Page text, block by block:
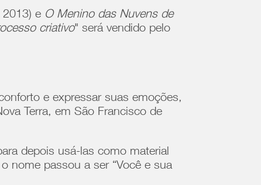
2013) e O Menino das Nuvens de
criativo" será vendido pelo
e expressar suas emoções,
Terra, em São Francisco de
depois usá-las como material
nome passou a ser “Você e sua